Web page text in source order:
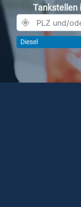
Tankstellen
Diesel